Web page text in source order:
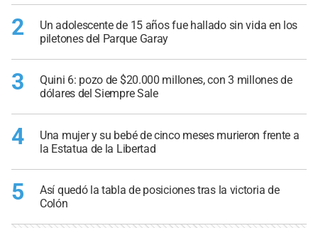
2
Un adolescente de 15 años fue hallado sin vida en los
piletones del Parque Garay
3
Quini 6: pozo de $20.000 millones, con 3 millones de
dólares del Siempre Sale
4
Una mujer y su bebé de cinco meses murieron frente a
la Estatua de la Libertad
5
Así quedó la tabla de posiciones tras la victoria de
Colón